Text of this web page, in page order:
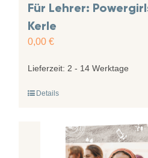
Für Lehrer:
Kerle
0,00 €
Lieferzeit: 2 - 14 Werktage
Details